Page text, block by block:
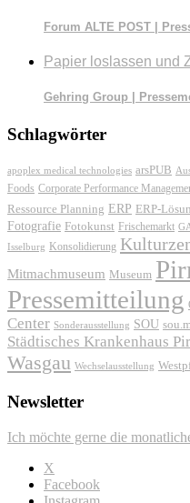
Forum ALTE POST |
Papier loslassen und
Gehring Group |
Schlagwörter
apoplex medical technologies arsPUB
Foods Corporate Performance
Ressource Planning ERP ERP-
Fotografie Fotokunst Frischemarkt
Isselburg Konsolidierung
Mitmachmuseum Museum
Pressemitteilung
Center Sonderausstellung SOU
Städtisches Krankenhaus
Wasgau Wechselausstellung
Newsletter
Ich möchte gerne die
X
Facebook